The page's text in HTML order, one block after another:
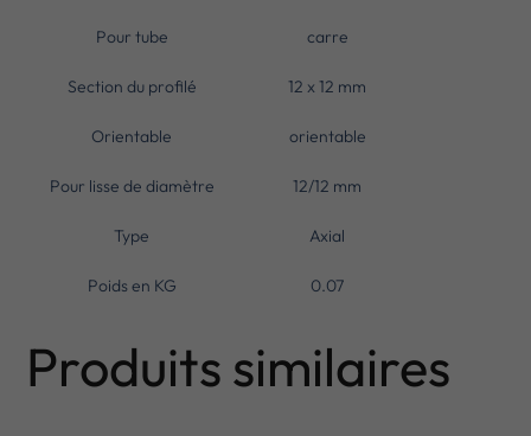
Pour tube carre
Section du profilé 12 x 12 mm
Orientable orientable
Pour lisse de diamètre 12/12 mm
Type Axial
Poids en KG 0.07
Produits similaires